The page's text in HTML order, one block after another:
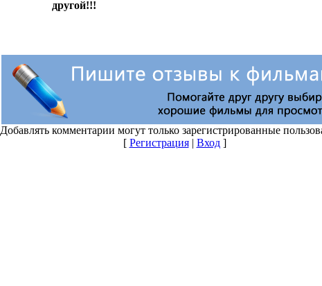
Добавлять комментарии могут только зарегистрированные
[ Регистрация| Вход]